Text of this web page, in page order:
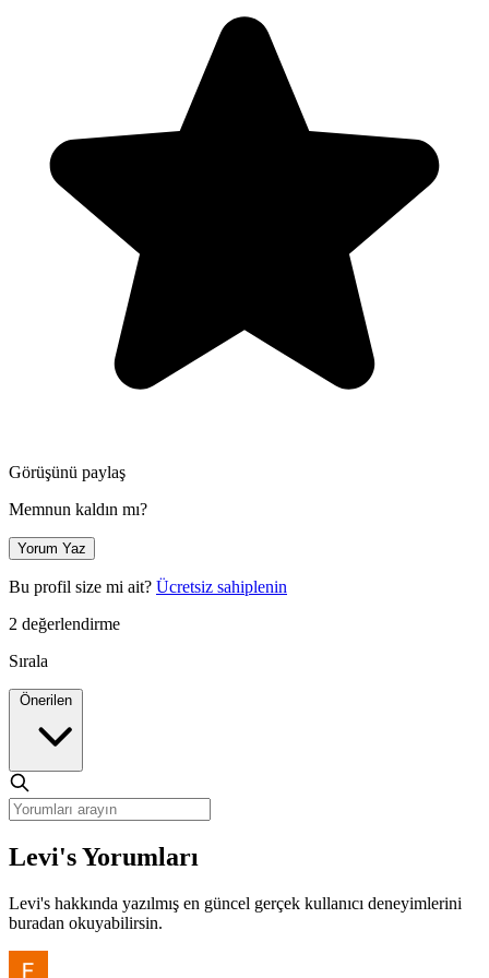
Görüşünü paylaş
Memnun kaldın mı?
Yorum Yaz
Bu profil size mi ait? Ücretsiz sahiplenin
2 değerlendirme
Sırala
Levi's Yorumları
Levi's hakkında yazılmış en güncel gerçek kullanıcı deneyimlerini
buradan okuyabilirsin.